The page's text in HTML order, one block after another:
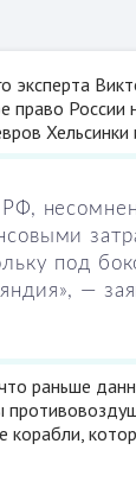
эксперта
право
Хельсинки
под
—
раньше
корабли,